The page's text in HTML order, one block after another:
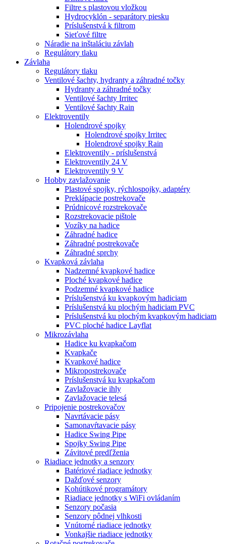
Filtre s plastovou vložkou
Hydrocyklón - separátory piesku
Príslušenstvá k filtrom
Sieťové filtre
Náradie na inštaláciu závlah
Regulátory tlaku
Závlaha
Regulátory tlaku
Ventilové šachty, hydranty a záhradné točky
Hydranty a záhradné točky
Ventilové šachty Irritec
Ventilové šachty Rain
Elektroventily
Holendrové spojky
Holendrové spojky Irritec
Holendrové spojky Rain
Elektroventily - príslušenstvá
Elektroventily 24 V
Elektroventily 9 V
Hobby zavlažovanie
Plastové spojky, rýchlospojky, adaptéry
Preklápacie postrekovače
Prúdnicové rozstrekovače
Rozstrekovacie pištole
Vozíky na hadice
Záhradné hadice
Záhradné postrekovače
Záhradné sprchy
Kvapková závlaha
Nadzemné kvapkové hadice
Ploché kvapkové hadice
Podzemné kvapkové hadice
Príslušenstvá ku kvapkovým hadiciam
Príslušenstvá ku plochým hadiciam PVC
Príslušenstvá ku plochým kvapkovým hadiciam
PVC ploché hadice Layflat
Mikrozávlaha
Hadice ku kvapkačom
Kvapkače
Kvapkové hadice
Mikropostrekovače
Príslušenstvá ku kvapkačom
Zavlažovacie ihly
Zavlažovacie telesá
Pripojenie postrekovačov
Navrtávacie pásy
Samonavŕtavacie pásy
Hadice Swing Pipe
Spojky Swing Pipe
Závitové predľženia
Riadiace jednotky a senzory
Batériové riadiace jednotky
Dažďové senzory
Kohútikové programátory
Riadiace jednotky s WiFi ovládaním
Senzory počasia
Senzory pôdnej vlhkosti
Vnútorné riadiace jednotky
Vonkajšie riadiace jednotky